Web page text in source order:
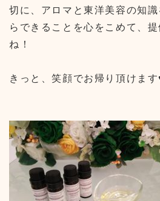
切に、アロマと東洋美容の知
らできることを心をこめて、
ね！
きっと、笑顔でお帰り頂けま